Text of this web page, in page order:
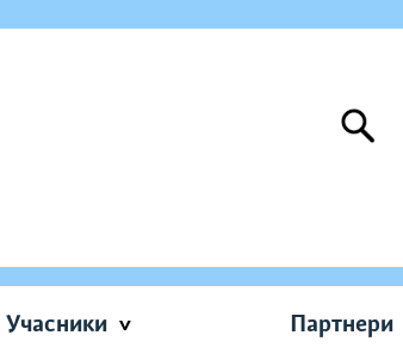
Учасники Партнери